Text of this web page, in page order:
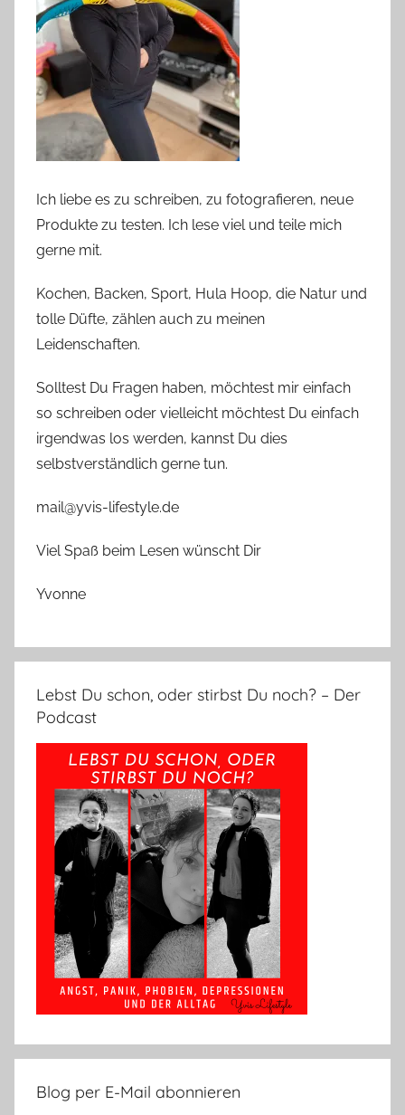
Ich liebe es zu schreiben, zu fotografieren, neue
Produkte zu testen. Ich lese viel und teile mich
gerne mit.
Kochen, Backen, Sport, Hula Hoop, die Natur und
tolle Düfte, zählen auch zu meinen
Leidenschaften.
Solltest Du Fragen haben, möchtest mir einfach
so schreiben oder vielleicht möchtest Du einfach
irgendwas los werden, kannst Du dies
selbstverständlich gerne tun.
mail@yvis-lifestyle.de
Viel Spaß beim Lesen wünscht Dir
Yvonne
Lebst Du schon, oder stirbst Du noch? – Der
Podcast
Blog per E-Mail abonnieren